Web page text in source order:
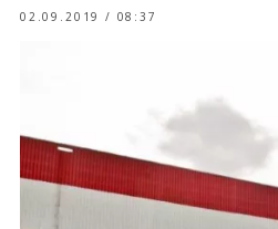
02.09.2019 / 08:37